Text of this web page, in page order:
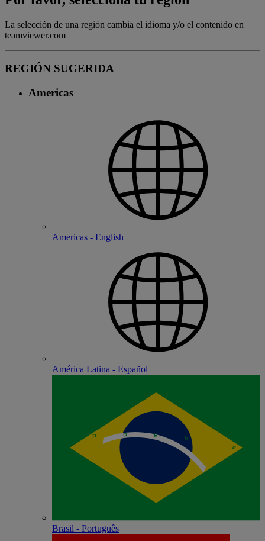
La selección de una región cambia el idioma y/o el contenido en
teamviewer.com
REGIÓN SUGERIDA
Americas
Americas - English
América Latina - Español
Brasil - Português